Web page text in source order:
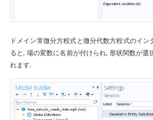
ドメイン常微分方程式と微分代数方程式のイン
ると, 場の変数に名前が付けられ, 形状関数が選
れます.